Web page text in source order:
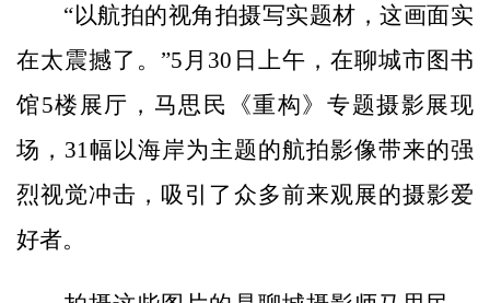
“以航拍的视角拍摄写实题材，这画面实
在太震撼了。”5月30日上午，在聊城市图书
馆5楼展厅，马思民《重构》专题摄影展现
场，31幅以海岸为主题的航拍影像带来的强
烈视觉冲击，吸引了众多前来观展的摄影爱
好者。